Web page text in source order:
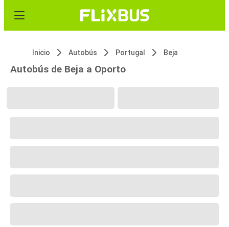
Inicio Autobús Portugal Beja
Autobús de Beja a Oporto